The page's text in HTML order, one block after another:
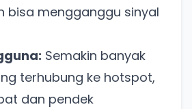
bisa mengganggu sinyal
Semakin banyak
terhubung ke hotspot,
dan pendek